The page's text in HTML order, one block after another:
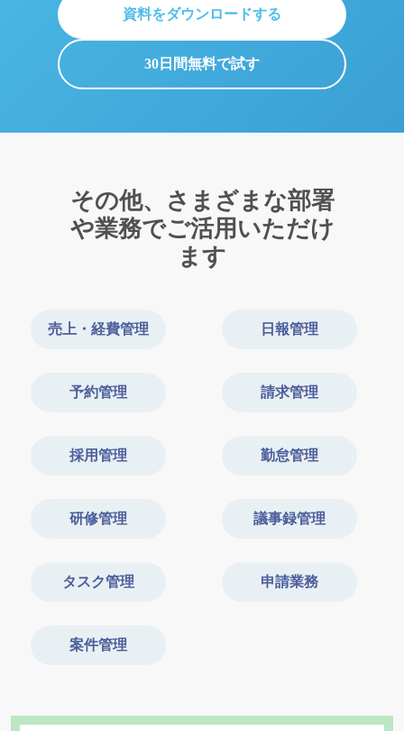
資料をダウンロードする
30日間無料で試す
その他、さまざまな部署
や業務でご活用いただけ
ます
売上・経費管理 日報管理
予約管理 請求管理
採用管理 勤怠管理
研修管理 議事録管理
タスク管理 申請業務
案件管理